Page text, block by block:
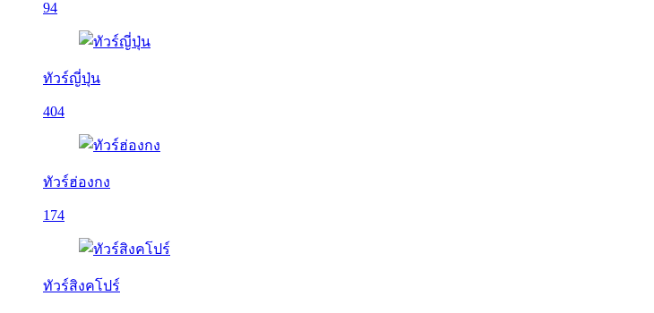
94
ทัวร์ญี่ปุ่น
404
ทัวร์ฮ่องกง
174
ทัวร์สิงคโปร์